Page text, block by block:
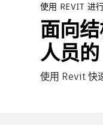
使用 REVIT 进
面向
人员
使用 Revit 快